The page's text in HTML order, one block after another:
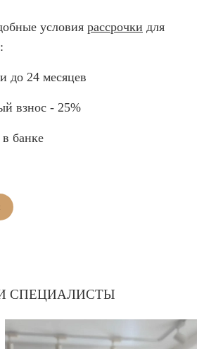
условия рассрочки для
до 24 месяцев
взнос - 25%
банке
СПЕЦИАЛИСТЫ